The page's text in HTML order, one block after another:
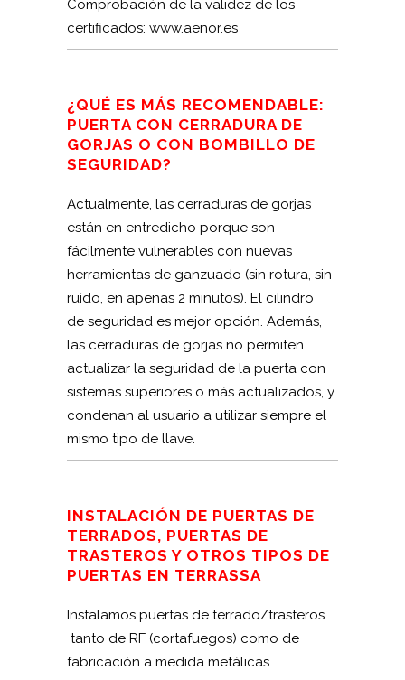
Comprobación de la validez de los
certificados: www.aenor.es
¿QUÉ ES MÁS RECOMENDABLE:
PUERTA CON CERRADURA DE
GORJAS O CON BOMBILLO DE
SEGURIDAD?
Actualmente, las cerraduras de gorjas
están en entredicho porque son
fácilmente vulnerables con nuevas
herramientas de ganzuado (sin rotura, sin
ruído, en apenas 2 minutos). El cilindro
de seguridad es mejor opción. Además,
las cerraduras de gorjas no permiten
actualizar la seguridad de la puerta con
sistemas superiores o más actualizados, y
condenan al usuario a utilizar siempre el
mismo tipo de llave.
INSTALACIÓN DE PUERTAS DE
TERRADOS, PUERTAS DE
TRASTEROS Y OTROS TIPOS DE
PUERTAS EN TERRASSA
Instalamos puertas de terrado/trasteros
tanto de RF (cortafuegos) como de
fabricación a medida metálicas.